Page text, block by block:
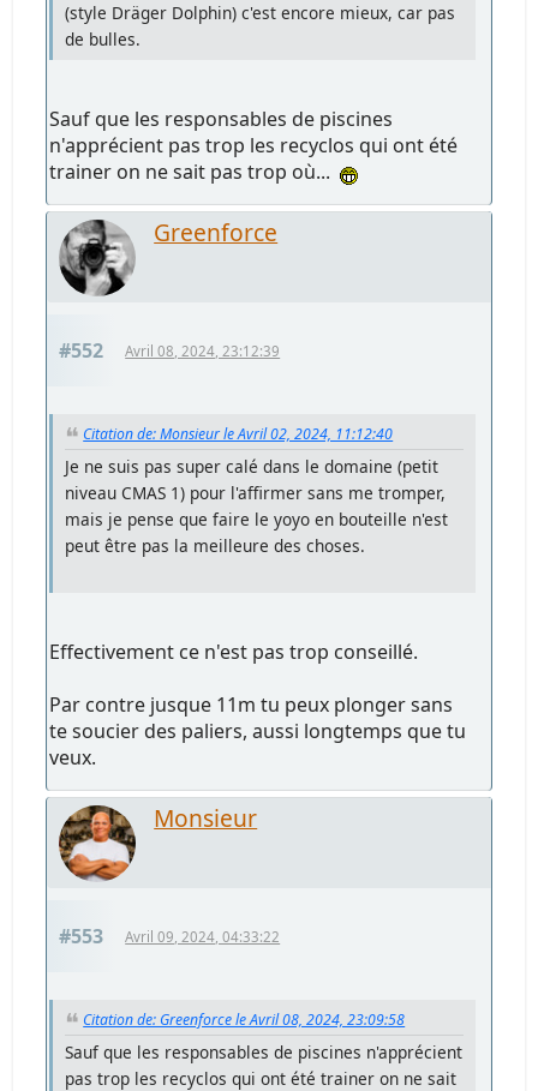
(style Dräger Dolphin) c'est encore mieux, car pas
de bulles.
Sauf que les responsables de piscines
n'apprécient pas trop les recyclos qui ont été
trainer on ne sait pas trop où...
Greenforce
#552 Avril 08, 2024, 23:12:39
Citation de: Monsieur le Avril 02, 2024, 11:12:40
Je ne suis pas super calé dans le domaine (petit
niveau CMAS 1) pour l'affirmer sans me tromper,
mais je pense que faire le yoyo en bouteille n'est
peut être pas la meilleure des choses.
Effectivement ce n'est pas trop conseillé.
Par contre jusque 11m tu peux plonger sans
te soucier des paliers, aussi longtemps que tu
veux.
Monsieur
#553 Avril 09, 2024, 04:33:22
Citation de: Greenforce le Avril 08, 2024, 23:09:58
Sauf que les responsables de piscines n'apprécient
pas trop les recyclos qui ont été trainer on ne sait